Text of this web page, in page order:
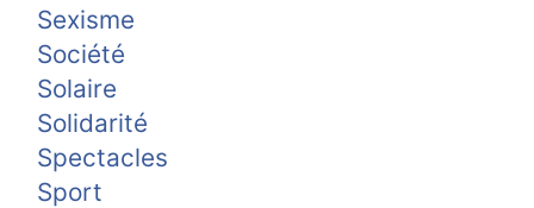
Sexisme
Société
Solaire
Solidarité
Spectacles
Sport